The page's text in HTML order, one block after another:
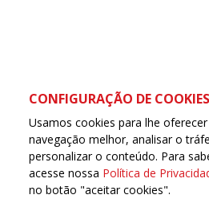
CONFIGURAÇÃO DE
Usamos cookies para lhe
navegação melhor, analisar o
personalizar o conteúdo. Para
acesse nossa Política de
no botão "aceitar cookies".